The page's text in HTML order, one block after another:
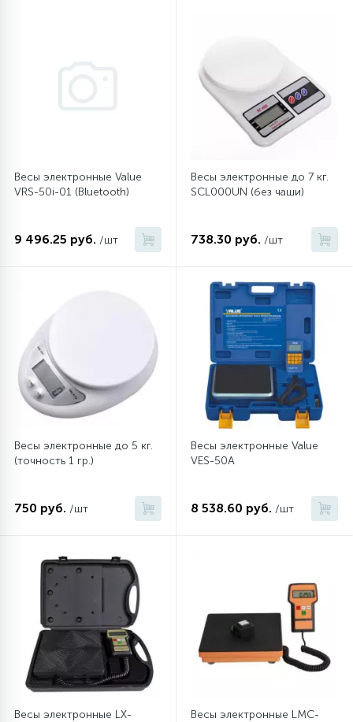
Смазки
Суппорты (ступицы)
Таходатчики
ТЭНы (нагревательные элементы)
Шкивы барабана
Шланги залива
Шланги слива
27
Щетки двигателя
Электронные модули
Весы электронные Value
VRS-50i-01 (Bluetooth)
9 496.25 руб. /шт
Весы электронные до 7 кг.
SCL000UN (без чаши)
738.30 руб. /шт
Весы электронные до 5 кг.
(точность 1 гр.)
750 руб. /шт
Весы электронные Value
VES-50A
8 538.60 руб. /шт
Весы электронные LX-
Весы электронные LMC-